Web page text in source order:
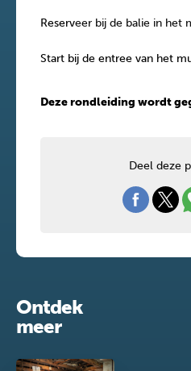
Reserveer bij de balie in het
Start bij de entree van het
Deze rondleiding wordt
Deel deze
Ontdek
meer